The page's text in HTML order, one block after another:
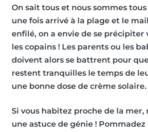
On sait tous et nous sommes tous
une fois arrivé à la plage et le
enfilé, on a envie de se précipiter
les copains ! Les parents ou les
doivent alors se battrent pour
restent tranquilles le temps de
une bonne dose de crème solaire.
Si vous habitez proche de la mer,
une astuce de génie ! Pommadez